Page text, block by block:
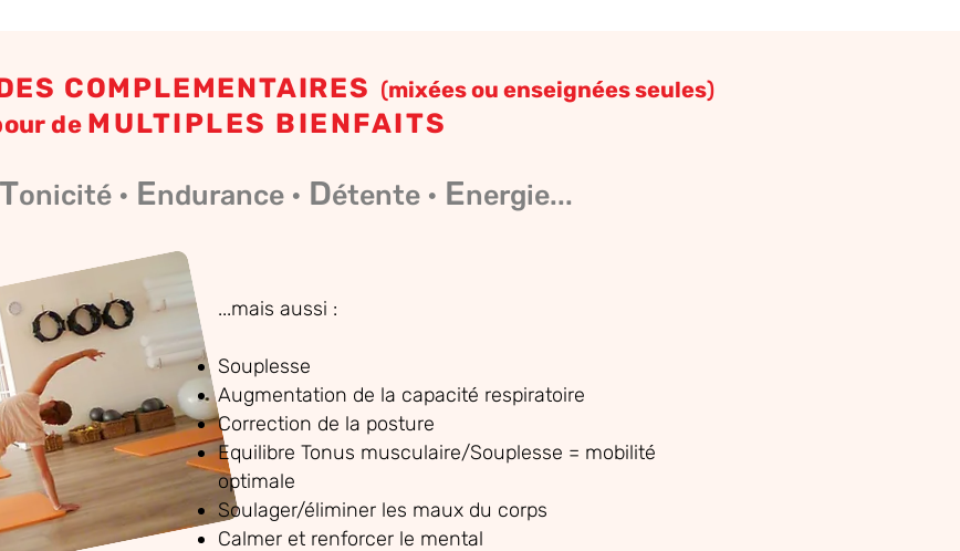
COMPLEMENTAIRES (mixées ou enseignées seules)
de MULTIPLES BIENFAITS
Tonicité • Endurance • Détente • Energie...
...mais aussi :
Souplesse
Augmentation de la capacité respiratoire
Correction de la posture
Equilibre Tonus musculaire/Souplesse = mobilité
optimale
Soulager/éliminer les maux du corps
Calmer et renforcer le mental